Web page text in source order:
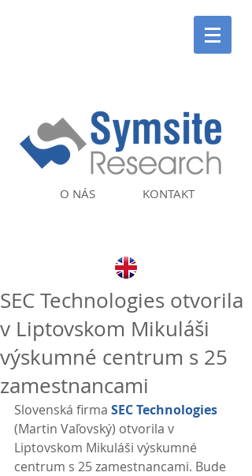
KONTAKT
O NÁS
SEC Technologies otvorila
v Liptovskom Mikuláši
výskumné centrum s 25
zamestnancami
Slovenská firma SEC Technologies
(Martin Vaľovský) otvorila v
Liptovskom Mikuláši výskumné
centrum s 25 zamestnancami. Bude